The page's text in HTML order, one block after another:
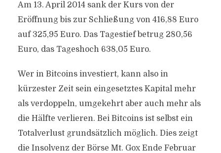
Am 13. April 2014 sank der Kurs von der
Eröffnung bis zur Schließung von 416,88 Euro
auf 325,95 Euro. Das Tagestief betrug 280,56
Euro, das Tageshoch 638,05 Euro.
Wer in Bitcoins investiert, kann also in
kürzester Zeit sein eingesetztes Kapital mehr
als verdoppeln, umgekehrt aber auch mehr als
die Hälfte verlieren. Bei Bitcoins ist selbst ein
Totalverlust grundsätzlich möglich. Dies zeigt
die Insolvenz der Börse Mt. Gox Ende Februar